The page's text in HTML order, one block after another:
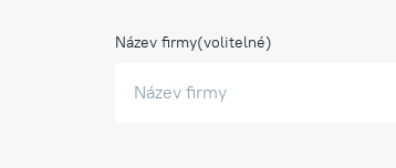
Název firmy